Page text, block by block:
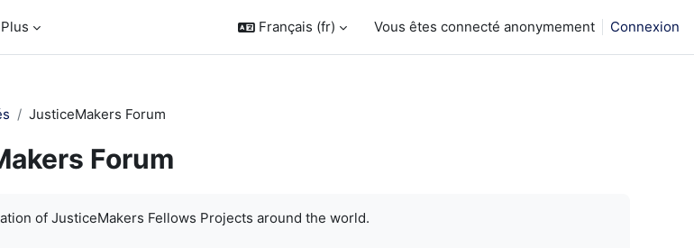
Plus Français ‎(fr)‎ Vous êtes connecté anonymement Connexion
JusticeMakers Forum
Forum
of JusticeMakers Fellows Projects around the world.